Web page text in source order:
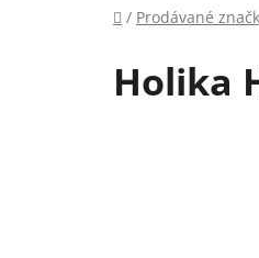
Domů
/ Prodávané
Holika